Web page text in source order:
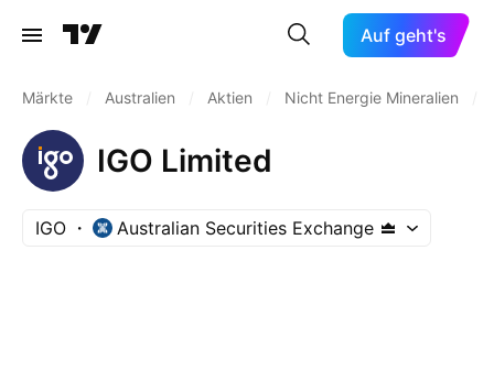
Auf geht's
Märkte Australien Aktien Nicht Energie Mineralien
IGO Limited
IGO Australian Securities Exchange